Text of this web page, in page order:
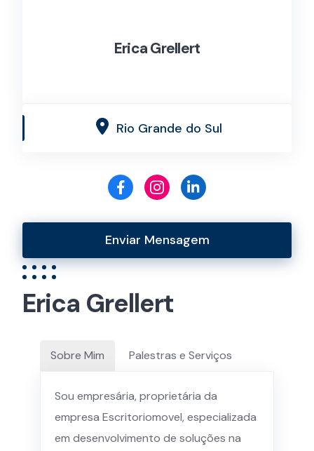
Erica Grellert
Rio Grande do Sul
Enviar Mensagem
Erica Grellert
Sobre Mim Palestras e Serviços
Sou empresária, proprietária da
empresa Escritoriomovel, especializada
em desenvolvimento de soluções na